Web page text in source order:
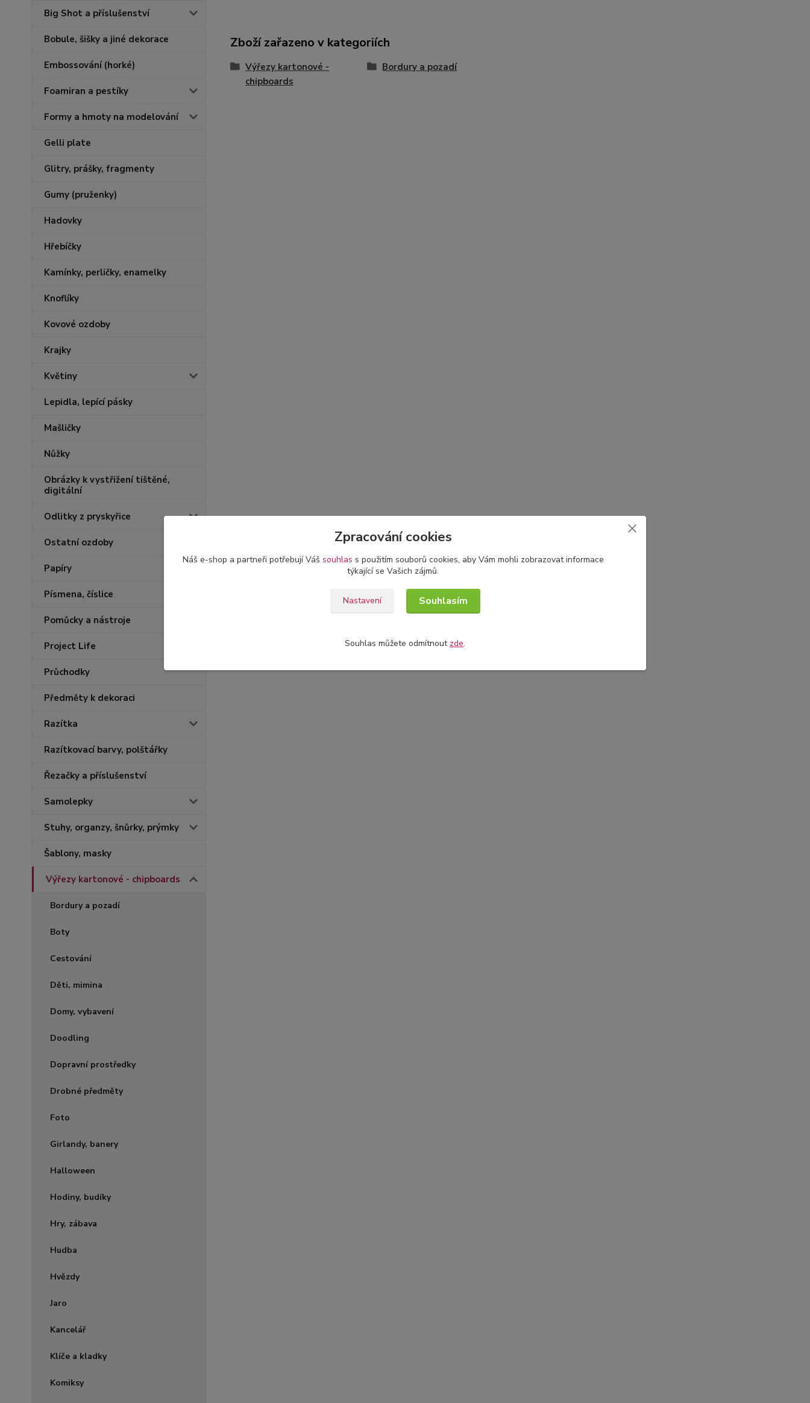
Big Shot a příslušenství
Bobule, šišky a jiné dekorace
Embossování (horké)
Foamiran a pestíky
Formy a hmoty na modelování
Gelli plate
Glitry, prášky, fragmenty
Gumy (pruženky)
Hadovky
Hřebíčky
Kamínky, perličky, enamelky
Knoflíky
Kovové ozdoby
Krajky
Květiny
Lepidla, lepící pásky
Mašličky
Nůžky
Obrázky k vystřižení tištěné,
digitální
Odlitky z pryskyřice
Ostatní ozdoby
Papíry
Písmena, číslice
Pomůcky a nástroje
Project Life
Průchodky
Předměty k dekoraci
Razítka
Razítkovací barvy, polštářky
Řezačky a příslušenství
Samolepky
Stuhy, organzy, šnůrky, prýmky
Šablony, masky
Výřezy kartonové - chipboards
Bordury a pozadí
Boty
Cestování
Děti, mimina
Domy, vybavení
Doodling
Dopravní prostředky
Drobné předměty
Foto
Girlandy, banery
Halloween
Hodiny, budíky
Hry, zábava
Hudba
Hvězdy
Jaro
Kancelář
Klíče a kladky
Komiksy
Zboží zařazeno v kategoriích
Výřezy kartonové -
chipboards
Bordury a pozadí
Zpracování cookies
Náš e-shop a partneři potřebují Váš souhlas s použitím souborů cookies, aby Vám mohli zobrazovat informace
týkající se Vašich zájmů.
Nastavení Souhlasím
Souhlas můžete odmítnout zde.